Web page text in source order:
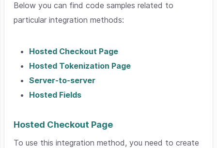
Below you can find code samples related to
particular integration methods:
Hosted Checkout Page
Hosted Tokenization Page
Server-to-server
Hosted Fields
Hosted Checkout Page
To use this integration method, you need to create